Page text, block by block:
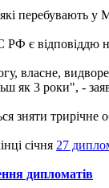
перебувають у
РФ є
власне,
як 3 роки", -
зняти
січня 27
дипломатів